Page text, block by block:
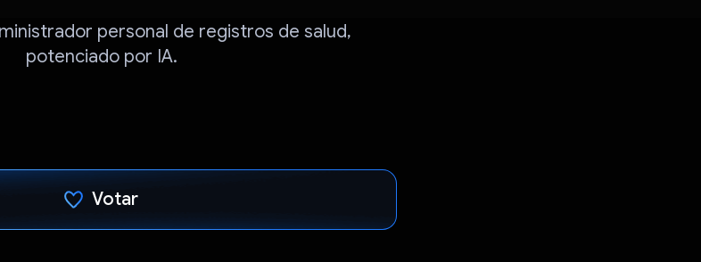
personal de registros de salud,
potenciado por IA.
Votar